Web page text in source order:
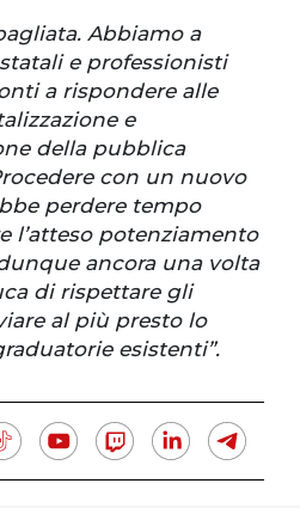
Abbiamo a
e professionisti
a rispondere alle
e
della pubblica
con un nuovo
perdere tempo
l’atteso potenziamento
ancora una volta
di rispettare gli
al più presto lo
esistenti”.